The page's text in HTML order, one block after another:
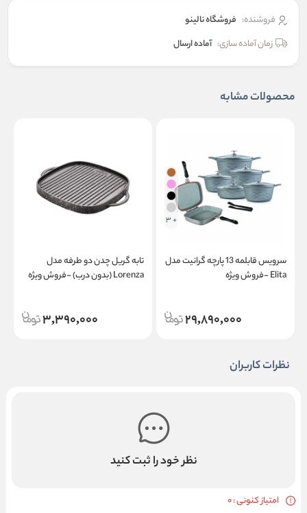
فروشنده: فروشگاه نالینو
زمان آماده سازی: آماده ارسال
محصولات مشابه
+ 3
سرویس قابلمه 13 پارچه گرانیت مدل
Elita -فروش ویژه
29,890,000
تابه گریل چدن دو طرفه مدل
Lorenza (بدون درب) -فروش ویژه
3,390,000
نظرات کاربران
نظر خود را ثبت کنید
امتیاز کنونی : 0